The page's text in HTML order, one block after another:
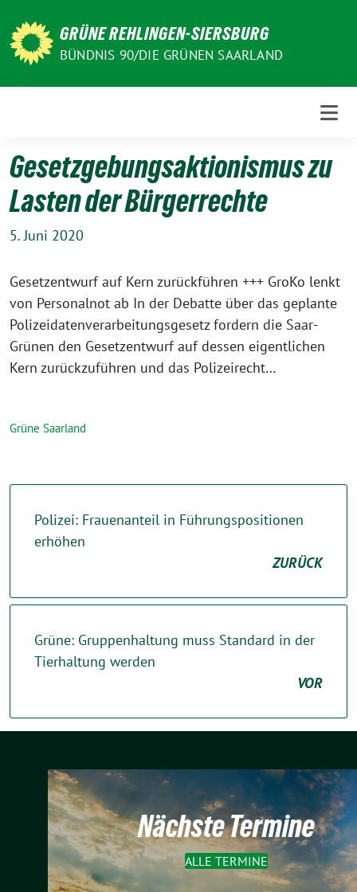
zum
Inhalt
GRÜNE REHLINGEN-SIERSBURG
BÜNDNIS 90/DIE GRÜNEN SAARLAND
Gesetzgebungsaktionismus zu
Lasten der Bürgerrechte
5. Juni 2020
Gesetzentwurf auf Kern zurückführen +++ GroKo lenkt
von Personalnot ab In der Debatte über das geplante
Polizeidatenverarbeitungsgesetz fordern die Saar-
Grünen den Gesetzentwurf auf dessen eigentlichen
Kern zurückzuführen und das Polizeirecht…
Grüne Saarland
Polizei: Frauenanteil in Führungspositionen
erhöhen
ZURÜCK
Grüne: Gruppenhaltung muss Standard in der
Tierhaltung werden
VOR
Nächste Termine
ALLE TERMINE